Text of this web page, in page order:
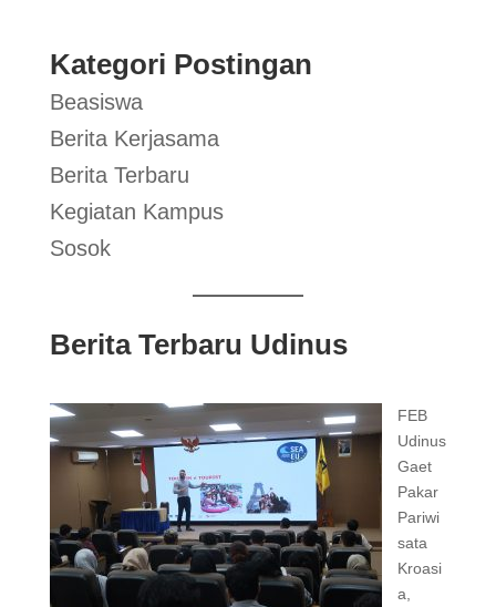
Kategori Postingan
Beasiswa
Berita Kerjasama
Berita Terbaru
Kegiatan Kampus
Sosok
Berita Terbaru Udinus
FEB
Udinus
Gaet
Pakar
Pariwi
sata
Kroasi
a,